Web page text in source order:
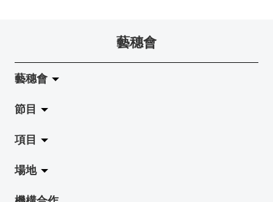
藝穗會
藝穗會
關於藝穗會
藝穗會的演化
使命與宗旨
節目
拉闊
展覽
項目
Jazz-Go-Central, Jazz-Go-Fringe
場地